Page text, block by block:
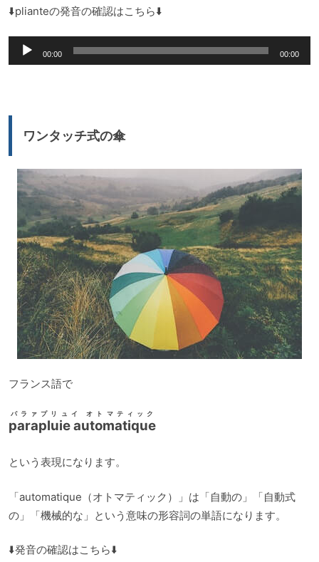
レ
ー
⬇️plianteの発音の確認はこちら⬇️
声
ー
00:00 00:00
ワンタッチ式の傘
フランス語で
parapluie automatique
パラァプリュイ オトマティック
という表現になります。
「automatique（オトマティック）」は「自動の」「自動式
の」「機械的な」という意味の形容詞の単語になります。
⬇️発音の確認はこちら⬇️